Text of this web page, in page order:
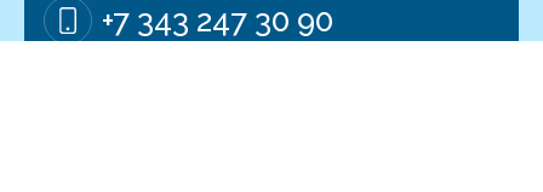
+7 343 247 30 90